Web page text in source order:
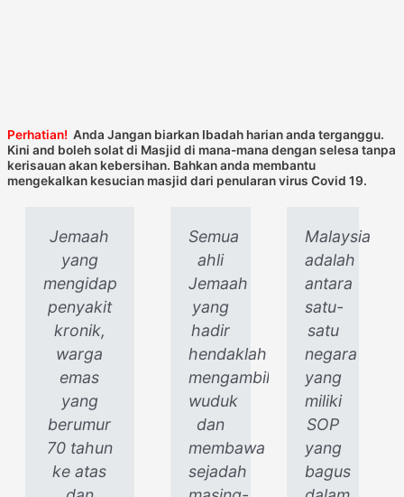
Perhatian! Anda Jangan biarkan Ibadah harian anda terganggu.
Kini and boleh solat di Masjid di mana-mana dengan selesa tanpa
kerisauan akan kebersihan. Bahkan anda membantu
mengekalkan kesucian masjid dari penularan virus Covid 19.
Jemaah
yang
mengidap
penyakit
kronik,
warga
emas
yang
berumur
70 tahun
ke atas
Semua
ahli
Jemaah
yang
hadir
hendaklah
mengambil
wuduk
dan
membawa
sejadah
Malaysia
adalah
antara
satu-
satu
negara
yang
miliki
SOP
yang
bagus